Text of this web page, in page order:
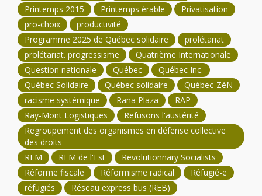
Printemps 2015
Printemps érable
Privatisation
pro-choix
productivité
Programme 2025 de Québec solidaire
prolétariat
prolétariat. progressisme
Quatrième Internationale
Question nationale
Québec
Québec Inc.
Québec Solidaire
Québec solidaire
Québec-ZéN
racisme systémique
Rana Plaza
RAP
Ray-Mont Logistiques
Refusons l'austérité
Regroupement des organismes en défense collective
des droits
REM
REM de l'Est
Revolutionnary Socialists
Réforme fiscale
Réformisme radical
Réfugié-e
réfugiés
Réseau express bus (REB)